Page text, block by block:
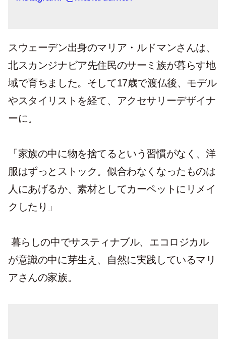
スウェーデン出身のマリア・ルドマンさんは、
北スカンジナビア先住民のサーミ族が暮らす地
域で育ちました。そして17歳で渡仏後、モデル
やスタイリストを経て、アクセサリーデザイナ
ーに。
「家族の中に物を捨てるという習慣がなく、洋
服はずっとストック。似合わなくなったものは
人にあげるか、素材としてカーペットにリメイ
クしたり」
暮らしの中でサスティナブル、エコロジカル
が意識の中に芽生え、自然に実践しているマリ
アさんの家族。